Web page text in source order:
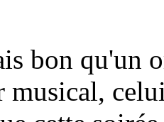
bon qu'un
musical,